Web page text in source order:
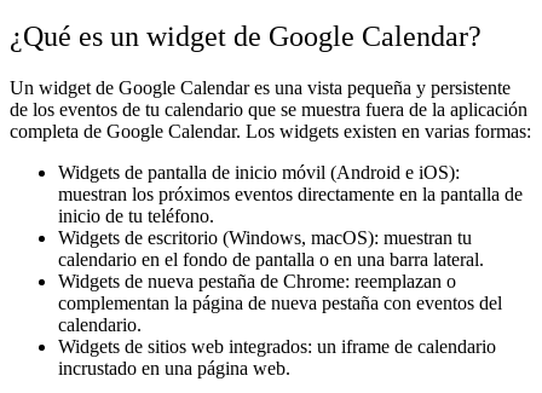
¿Qué es un widget de Google Calendar?
Un widget de Google Calendar es una vista pequeña y persistente
de los eventos de tu calendario que se muestra fuera de la aplicación
completa de Google Calendar. Los widgets existen en varias formas:
Widgets de pantalla de inicio móvil (Android e iOS):
muestran los próximos eventos directamente en la pantalla de
inicio de tu teléfono.
Widgets de escritorio (Windows, macOS): muestran tu
calendario en el fondo de pantalla o en una barra lateral.
Widgets de nueva pestaña de Chrome: reemplazan o
complementan la página de nueva pestaña con eventos del
calendario.
Widgets de sitios web integrados: un iframe de calendario
incrustado en una página web.